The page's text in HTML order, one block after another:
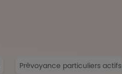
Prévoyance particuliers actifs